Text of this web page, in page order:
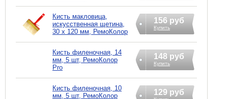
Кисть макловица,
искусственная щетина,
30 х 120 мм, РемоКолор
156 руб
Купить
Кисть филеночная, 14
мм, 5 шт, РемоКолор
Pro
148 руб
Купить
Кисть филеночная, 10
мм, 5 шт, РемоКолор
129 руб